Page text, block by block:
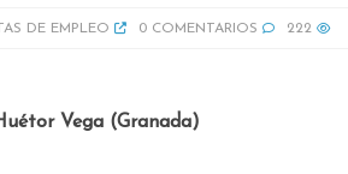
DE EMPLEO 0 COMENTARIOS 222
Vega (Granada)